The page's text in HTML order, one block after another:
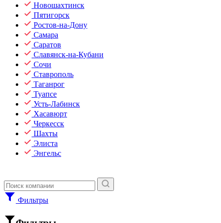
Новошахтинск
Пятигорск
Ростов-на-Дону
Самара
Саратов
Славянск-на-Кубани
Сочи
Ставрополь
Таганрог
Туапсе
Усть-Лабинск
Хасавюрт
Черкесск
Шахты
Элиста
Энгельс
Фильтры